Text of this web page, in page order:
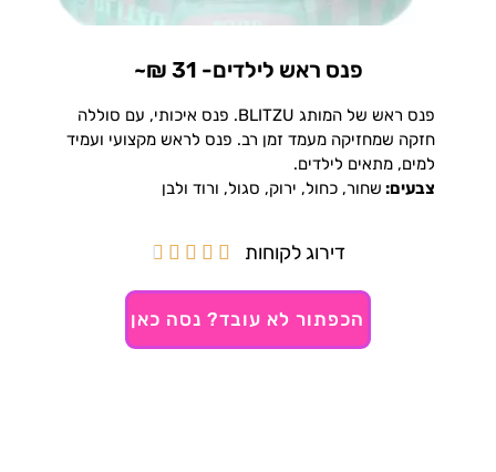
פנס ראש לילדים- 31 ₪~
פנס ראש של המותג BLITZU. פנס איכותי, עם סוללה
חזקה שמחזיקה מעמד זמן רב. פנס לראש מקצועי ועמיד
למים, מתאים לילדים.
צבעים: שחור, כחול, ירוק, סגול, ורוד ולבן
דירוג לקוחות 




הכפתור לא עובד? נסה כאן